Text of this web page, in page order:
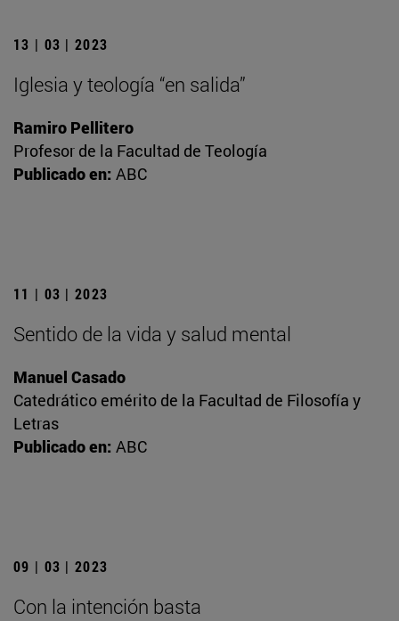
13 | 03 | 2023
Iglesia y teología “en salida”
Ramiro Pellitero
Profesor de la Facultad de Teología
Publicado en: ABC
11 | 03 | 2023
Sentido de la vida y salud mental
Manuel Casado
Catedrático emérito de la Facultad de Filosofía y
Letras
Publicado en: ABC
09 | 03 | 2023
Con la intención basta